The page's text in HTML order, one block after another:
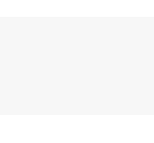
компонент НУФ.